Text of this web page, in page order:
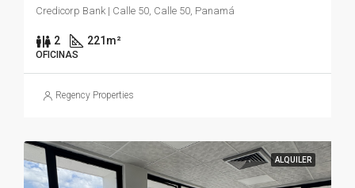
Credicorp Bank | Calle 50, Calle 50, Panamá
2 221m²
OFICINAS
Regency Properties
ALQUILER